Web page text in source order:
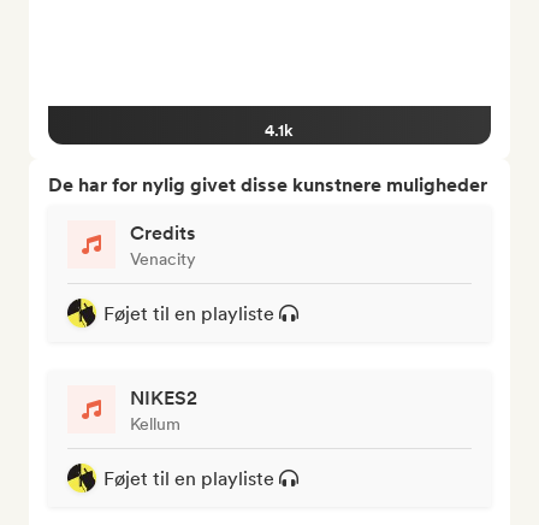
4.1k
De har for nylig givet disse kunstnere muligheder
Credits
Venacity
Føjet til en playliste
NIKES2
Kellum
Føjet til en playliste